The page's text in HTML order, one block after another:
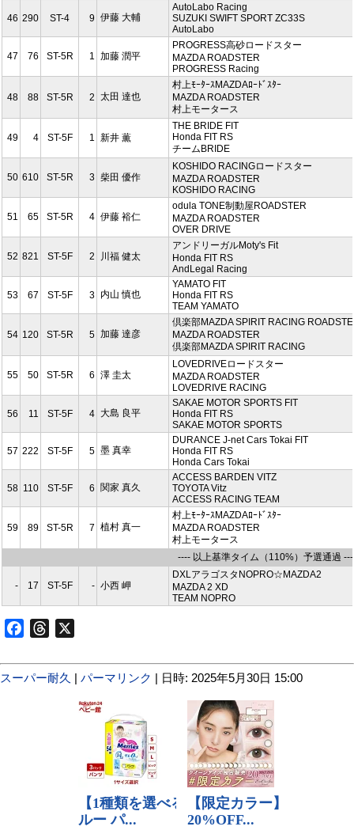
46 290 ST-4 9 伊藤 大輔
AutoLabo Racing
SUZUKI SWIFT SPORT ZC33S
AutoLabo
47 76 ST-5R 1 加藤 潤平
PROGRESS高砂ロードスター
MAZDA ROADSTER
PROGRESS Racing
48 88 ST-5R 2 太田 達也
村上ﾓｰﾀｰｽMAZDAﾛｰﾄﾞｽﾀｰ
MAZDA ROADSTER
村上モータース
49 4 ST-5F 1 新井 薫
THE BRIDE FIT
Honda FIT RS
チームBRIDE
50 610 ST-5R 3 柴田 優作
KOSHIDO RACINGロードスター
MAZDA ROADSTER
KOSHIDO RACING
51 65 ST-5R 4 伊藤 裕仁
odula TONE制動屋ROADSTER
MAZDA ROADSTER
OVER DRIVE
52 821 ST-5F 2 川福 健太
アンドリーガルMoty's Fit
Honda FIT RS
AndLegal Racing
53 67 ST-5F 3 内山 慎也
YAMATO FIT
Honda FIT RS
TEAM YAMATO
54 120 ST-5R 5 加藤 達彦
倶楽部MAZDA SPIRIT RACING
MAZDA ROADSTER
倶楽部MAZDA SPIRIT RACING
55 50 ST-5R 6 澤 圭太
LOVEDRIVEロードスター
MAZDA ROADSTER
LOVEDRIVE RACING
56 11 ST-5F 4 大島 良平
SAKAE MOTOR SPORTS FIT
Honda FIT RS
SAKAE MOTOR SPORTS
57 222 ST-5F 5 墨 真幸
DURANCE J-net Cars Tokai FIT
Honda FIT RS
Honda Cars Tokai
58 110 ST-5F 6 関家 真久
ACCESS BARDEN VITZ
TOYOTA Vitz
ACCESS RACING TEAM
59 89 ST-5R 7 植村 真一
村上ﾓｰﾀｰｽMAZDAﾛｰﾄﾞｽﾀｰ
MAZDA ROADSTER
村上モータース
---- 以上基準タイム（110%）予選通過
- 17 ST-5F - 小西 岬
DXLアラゴスタNOPRO☆MAZDA2
MAZDA 2 XD
TEAM NOPRO
FacebookThreads
スーパー耐久 | パーマリンク | 日時: 2025年5月30日 15:00